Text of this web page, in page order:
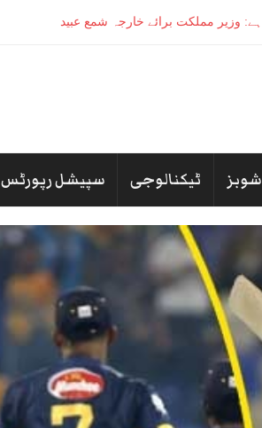
شوبز ٹیکنالوجی سپیشل رپورٹس